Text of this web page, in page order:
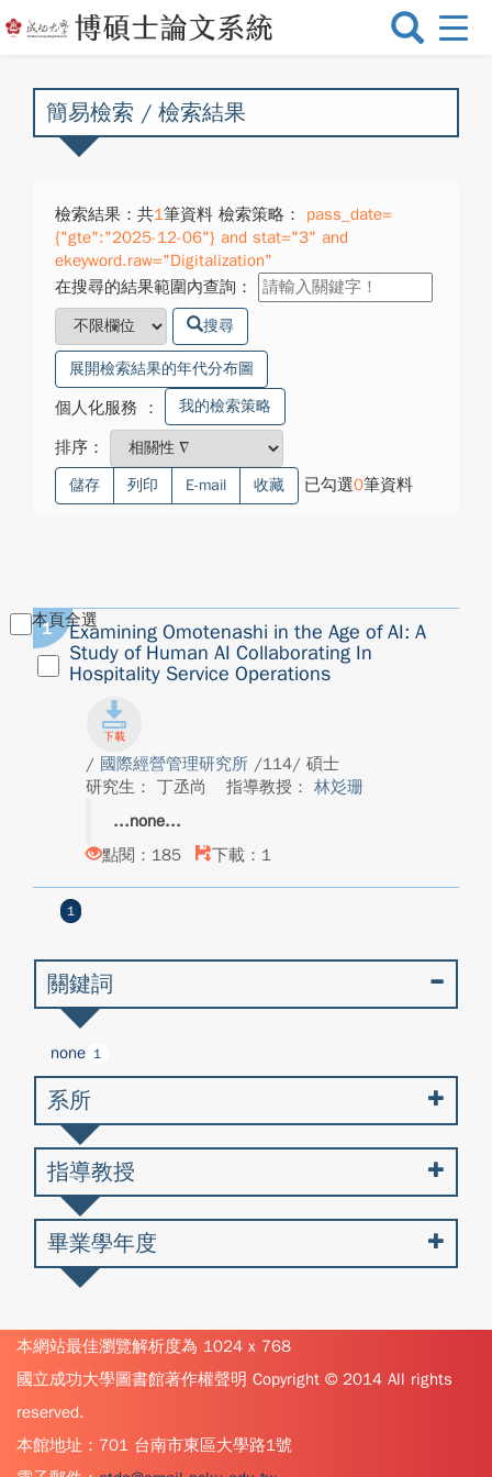
選
換
簡易檢索 / 檢索結果
檢索結果：共1筆資料 檢索策略：
pass_date=
{"gte":"2025-12-06"} and stat="3" and
ekeyword.raw="Digitalization"
在搜尋的結果範圍內查詢：
搜尋
展開檢索結果的年代分布圖
個人化服務 ： 我的檢索策略
排序：
儲存 列印 E-mail 收藏 已勾選0筆資料
本頁全選
1
Examining Omotenashi in the Age of AI: A
Study of Human AI Collaborating In
Hospitality Service Operations
/ 國際經營管理研究所 /114/ 碩士
研究生： 丁丞尚
指導教授： 林彣珊
none
點閱：185
下載：1
1
關鍵詞
none 1
系所
指導教授
畢業學年度
本網站最佳瀏覽解析度為 1024 x 768
國立成功大學圖書館著作權聲明 Copyright © 2014 All rights
reserved.
本館地址：701 台南市東區大學路1號